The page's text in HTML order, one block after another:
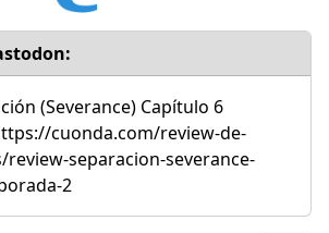
(Severance) Capítulo 6
cuonda.com/review-de-
separacion-severance-
2